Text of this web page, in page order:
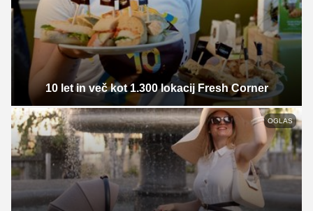
10 let in več kot 1.300 lokacij Fresh Corner
OGLAS